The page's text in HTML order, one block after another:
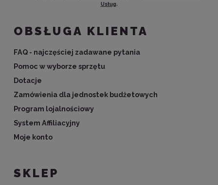
Usług.
OBSŁUGA KLIENTA
FAQ - najczęściej zadawane pytania
Pomoc w wyborze sprzętu
Dotacje
Zamówienia dla jednostek budżetowych
Program lojalnościowy
System Affiliacyjny
Moje konto
SKLEP